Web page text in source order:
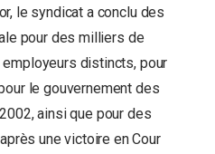
le syndicat a conclu des
pour des milliers de
distincts, pour
le gouvernement des
ainsi que pour des
une victoire en Cour